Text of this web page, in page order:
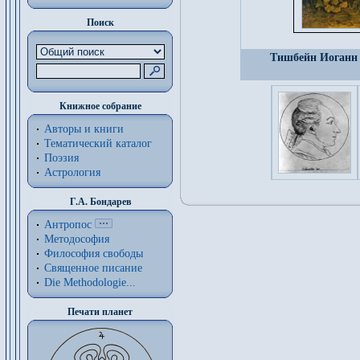
Поиск
Книжное собрание
Авторы и книги
Тематический каталог
Поэзия
Астрология
Г.А. Бондарев
Антропос
Методософия
Философия cвободы
Священное писание
Die Methodologie...
Печати планет
Тишбейн Иоганн